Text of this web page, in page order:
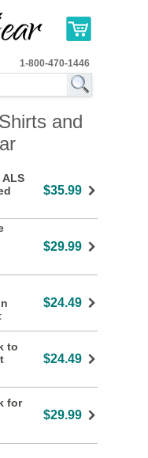
1-800-470-1446
and
ALS
$35.99
$29.99
$24.49
to
$24.49
for
$29.99